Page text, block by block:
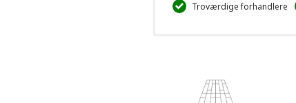
Troværdige forhandlere